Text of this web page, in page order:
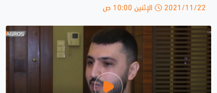
2021/11/22 الإثنين 10:00 ص